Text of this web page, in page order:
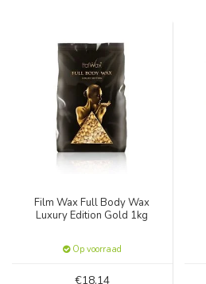
Film Wax Full Body Wax
Luxury Edition Gold 1kg
Op voorraad
€18,14